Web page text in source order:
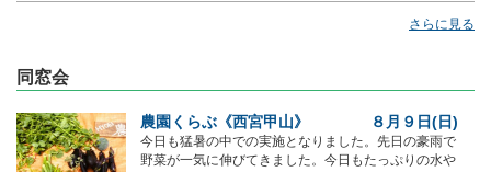
さらに見る
同窓会
農園くらぶ《西宮甲山》 ８月９日(日)
今日も猛暑の中での実施となりました。先日の豪雨で
野菜が一気に伸びてきました。今日もたっぷりの水や